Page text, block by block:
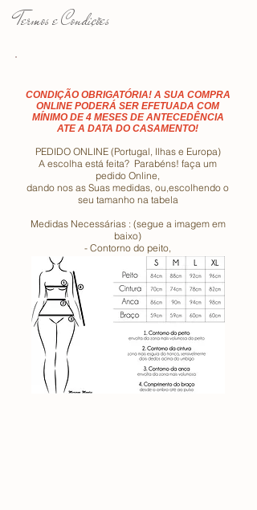
Termos e Condições
CONDIÇÃO OBRIGATÓRIA! A SUA COMPRA
ONLINE PODERÁ SER EFETUADA COM
MÍNIMO DE 4 MESES DE ANTECEDÊNCIA
ATE A DATA DO CASAMENTO!
PEDIDO ONLINE (Portugal, Ilhas e Europa)
A escolha está feita? Parabéns! faça um
pedido Online,
dando nos as Suas medidas, ou,escolhendo o
seu tamanho na tabela
Medidas Necessárias : (segue a imagem em
baixo)
- Contorno do peito,
- Contorno da cintura
- Contorno da anca